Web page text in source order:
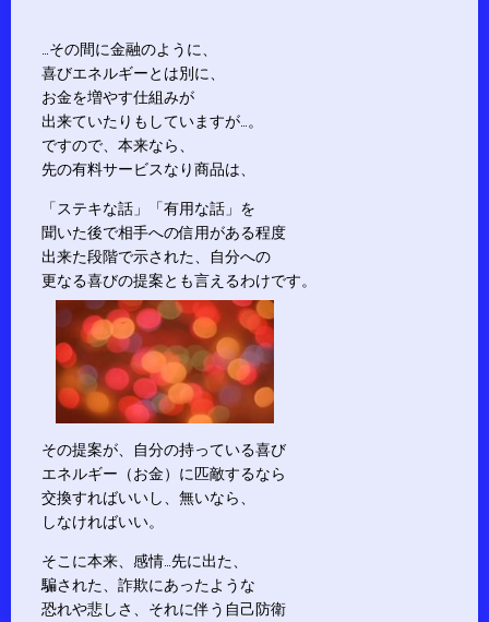
…その間に金融のように、
喜びエネルギーとは別に、
お金を増やす仕組みが
出来ていたりもしていますが…。
ですので、本来なら、
先の有料サービスなり商品は、
「ステキな話」「有用な話」を
聞いた後で相手への信用がある程度
出来た段階で示された、自分への
更なる喜びの提案とも言えるわけです。
その提案が、自分の持っている喜び
エネルギー（お金）に匹敵するなら
交換すればいいし、無いなら、
しなければいい。
そこに本来、感情…先に出た、
騙された、詐欺にあったような
恐れや悲しさ、それに伴う自己防衛